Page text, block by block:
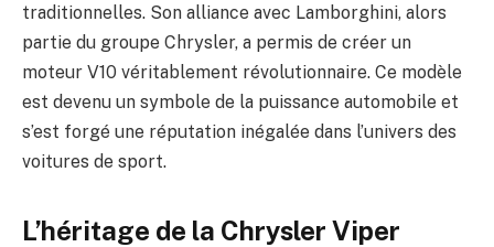
traditionnelles. Son alliance avec Lamborghini, alors
partie du groupe Chrysler, a permis de créer un
moteur V10 véritablement révolutionnaire. Ce modèle
est devenu un symbole de la puissance automobile et
s’est forgé une réputation inégalée dans l’univers des
voitures de sport.
L’héritage de la Chrysler Viper